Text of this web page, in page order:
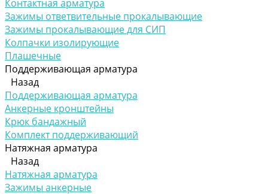
Контактная арматура
Зажимы ответвительные прокалывающие
Зажимы прокалывающие для СИП
Колпачки изолирующие
Плашечные
Поддерживающая арматура
Назад
Поддерживающая арматура
Анкерные кронштейны
Крюк бандажный
Комплект поддерживающий
Натяжная арматура
Назад
Натяжная арматура
Зажимы анкерные